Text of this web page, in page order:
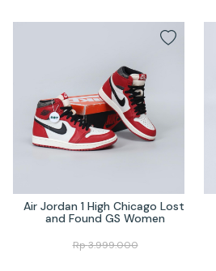
Air Jordan 1 High Chicago Lost
and Found GS Women
Rp3.999.000